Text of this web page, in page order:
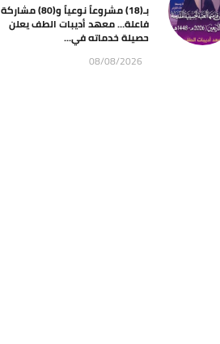
بـ(18) مشروعاً نوعياً و(80) مشاركة
فاعلة… معهد أديبات الطف يعلن
حصيلة خدماته في...
08/08/2026